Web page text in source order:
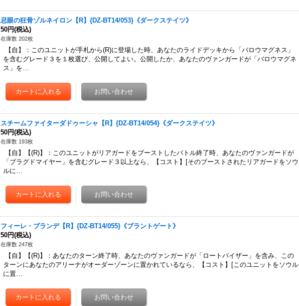
忌眼の狂骨ゾルネイロン【R】{DZ-BT14/053}《ダークステイツ》
50円(税込)
在庫数 202枚
【自】：このユニットが手札から(R)に登場した時、あなたのライドデッキから「バロウマグネス」
を含むグレード３を１枚選び、公開してよい。公開したか、あなたのヴァンガードが「バロウマグネ
ス」を…
スチームファイターダドゥーシャ【R】{DZ-BT14/054}《ダークステイツ》
50円(税込)
在庫数 193枚
【自】【(R)】：このユニットがリアガードをブーストしたバトル終了時、あなたのヴァンガードが
「ブラグドマイヤー」を含むグレード３以上なら、【コスト】[そのブーストされたリアガードをソウ
ルに…
フィーレ・ブランデ【R】{DZ-BT14/055}《ブラントゲート》
50円(税込)
在庫数 247枚
【自】【(R)】：あなたのターン終了時、あなたのヴァンガードが「ロートバイザー」を含み、この
ターンにあなたのアリーナがオーダーゾーンに置かれているなら、【コスト】[このユニットをソウル
に置…